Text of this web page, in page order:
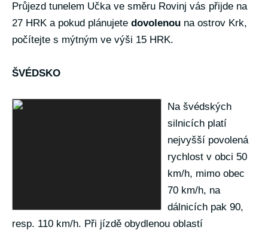
Průjezd tunelem Učka ve směru Rovinj vás přijde na
27 HRK a pokud plánujete dovolenou na ostrov Krk,
počítejte s mýtným ve výši 15 HRK.
ŠVÉDSKO
Na švédských
silnicích platí
nejvyšší povolená
rychlost v obci 50
km/h, mimo obec
70 km/h, na
dálnicích pak 90,
resp. 110 km/h. Při jízdě obydlenou oblastí